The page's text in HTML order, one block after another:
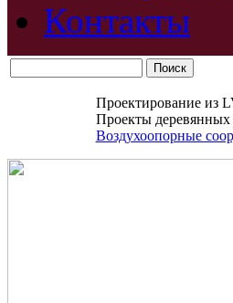
Контакты
Проектирование из
Проекты деревянных
Воздухоопорные